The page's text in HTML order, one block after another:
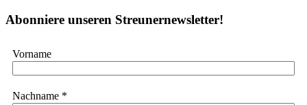
Abonniere unseren Streunernewsletter!
Vorname
Nachname *